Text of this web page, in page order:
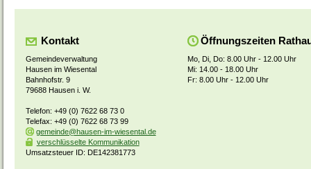
Kontakt
Gemeindeverwaltung
Hausen im Wiesental
Bahnhofstr. 9
79688 Hausen i. W.
Telefon: +49 (0) 7622 68 73 0
Telefax: +49 (0) 7622 68 73 99
gemeinde@hausen-im-wiesental.de
verschlüsselte Kommunikation
Umsatzsteuer ID: DE142381773
Öffnungszeiten
Mo, Di, Do: 8.00 Uhr - 12.00 Uhr
Mi: 14.00 - 18.00 Uhr
Fr: 8.00 Uhr - 12.00 Uhr